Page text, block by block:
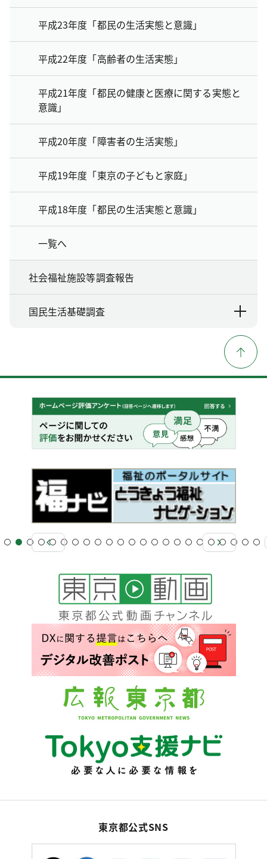
平成23年度「都民の生活実態と意識」
平成22年度「高齢者の生活実態」
平成21年度「都民の健康と医療に関する実態と
意識」
平成20年度「障害者の生活実態」
平成19年度「東京の子どもと家庭」
平成18年度「都民の生活実態と意識」
一覧へ
社会福祉施設等調査報告
国民生活基礎調査
東京都公式SNS